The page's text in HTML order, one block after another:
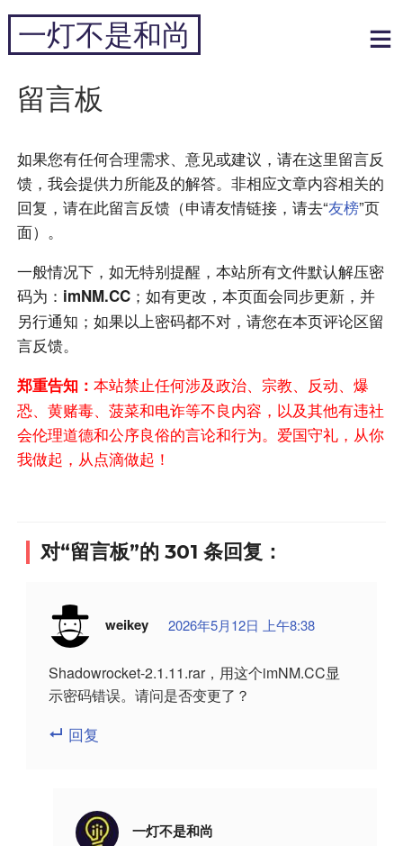
跳
内
一灯不是和尚
留言板
如果您有任何合理需求、意见或建议，请在这里留言反
馈，我会提供力所能及的解答。非相应文章内容相关的
回复，请在此留言反馈（申请友情链接，请去“友榜”页
面）。
一般情况下，如无特别提醒，本站所有文件默认解压密
码为： imNM.CC；如有更改，本页面会同步更新，并
另行通知；如果以上密码都不对，请您在本页评论区留
言反馈。
郑重告知： 本站禁止任何涉及政治、宗教、反动、爆
恐、黄赌毒、菠菜和电诈等不良内容，以及其他有违社
会伦理道德和公序良俗的言论和行为。爱国守礼，从你
我做起，从点滴做起！
对“留言板”的 301 条回复：
weikey 2026年5月12日 上午8:38
Shadowrocket-2.1.11.rar，用这个imNM.CC显
示密码错误。请问是否变更了？
回复
一灯不是和尚